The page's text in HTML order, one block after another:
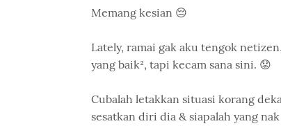
Memang kesian 😔
Lately, ramai gak aku tengok
yang baik², tapi kecam sana sini. 😟
Cubalah letakkan situasi korang
sesatkan diri dia & siapalah yang